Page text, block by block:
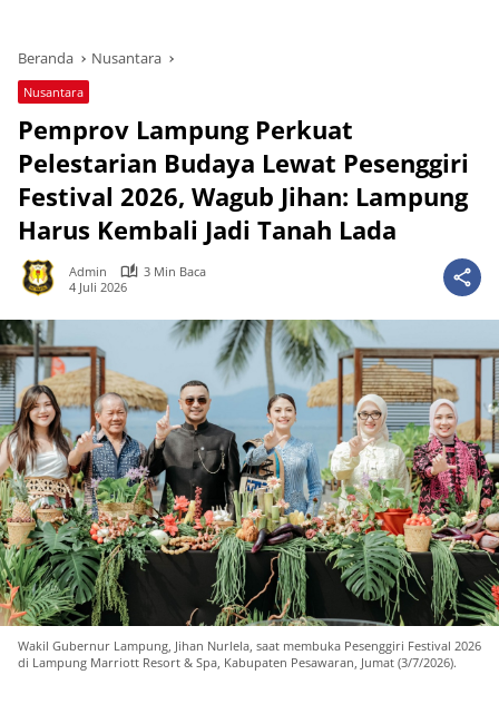
Beranda Nusantara
Nusantara
Pemprov Lampung Perkuat
Pelestarian Budaya Lewat Pesenggiri
Festival 2026, Wagub Jihan: Lampung
Harus Kembali Jadi Tanah Lada
Admin
3 Min Baca
4 Juli 2026
Wakil Gubernur Lampung, Jihan Nurlela, saat membuka Pesenggiri Festival 2026
di Lampung Marriott Resort & Spa, Kabupaten Pesawaran, Jumat (3/7/2026).